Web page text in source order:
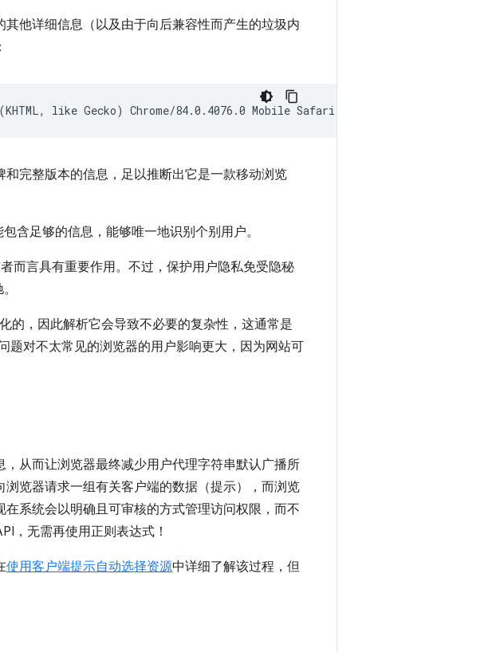
他详细信息（以及由于向后兼容性而产生的垃圾内
完整版本的信息，足以推断出它是一款移动浏览
含足够的信息，能够唯一地识别个别用户。
而言具有重要作用。不过，保护用户隐私免受隐秘
的，因此解析它会导致不必要的复杂性，这通常是
题对不太常见的浏览器的用户影响更大，因为网站可
从而让浏览器最终减少用户代理字符串默认广播所
览器请求一组有关客户端的数据（提示），而浏览
系统会以明确且可审核的方式管理访问权限，而不
，无需再使用正则表达式！
使用客户端提示自动选择资源中详细了解该过程，但